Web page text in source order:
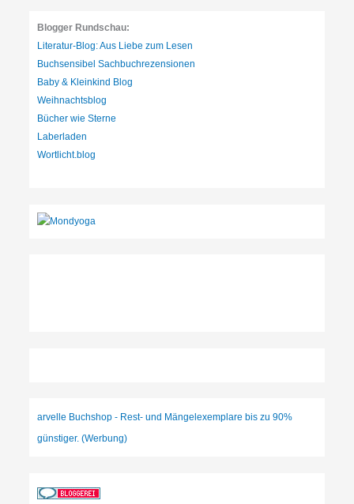
Blogger Rundschau:
Literatur-Blog: Aus Liebe zum Lesen
Buchsensibel Sachbuchrezensionen
Baby & Kleinkind Blog
Weihnachtsblog
Bücher wie Sterne
Laberladen
Wortlicht.blog
arvelle Buchshop - Rest- und Mängelexemplare bis zu 90%
günstiger. (Werbung)